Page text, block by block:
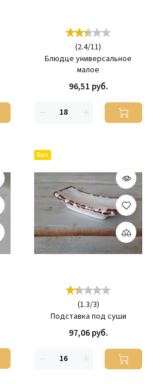
(2.4/11)
Блюдце универсальное
малое
96,51 руб.
Хит
(1.3/3)
Подставка под суши
97,06 руб.